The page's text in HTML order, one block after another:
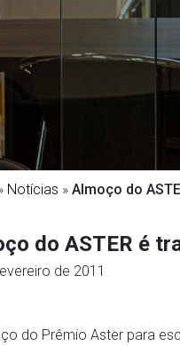
Notícias » Almoço do
do ASTER é
de 2011
do Prêmio Aster para